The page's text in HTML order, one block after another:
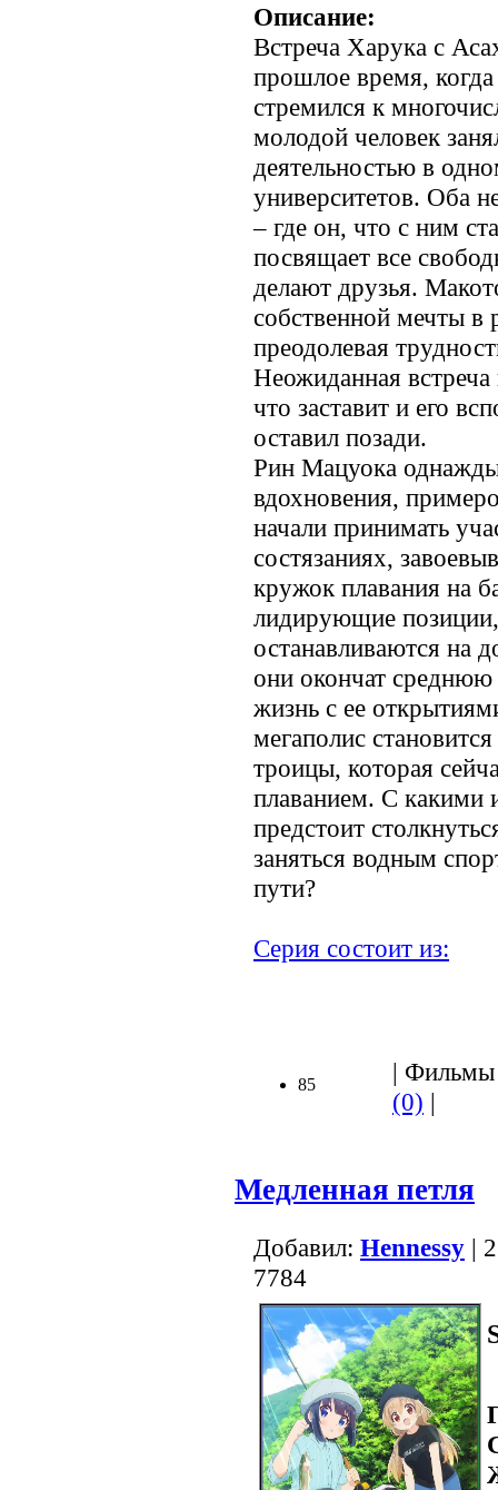
Описание:
Встреча Харука с
прошлое время,
стремился к
молодой человек
деятельностью в
университетов. Оба
– где он, что с ним
посвящает все
делают друзья.
собственной мечты в
преодолевая
Неожиданная
что заставит и его
оставил позади.
Рин Мацуока
вдохновения,
начали принимать
состязаниях,
кружок плавания на
лидирующие
останавливаются на
они окончат среднюю
жизнь с ее
мегаполис
троицы, которая
плаванием. С какими
предстоит
заняться водным
пути?
Серия состоит из:
85
|
(0) |
Медленная петля
Добавил: Hennessy |
7784